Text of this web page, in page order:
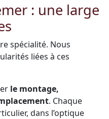
: une large
spécialité. Nous
liées à ces
le montage,
. Chaque
dans l’optique